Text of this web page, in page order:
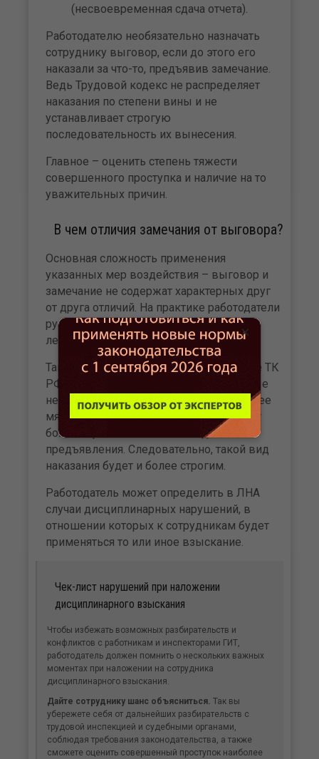
(несвоевременная сдача отчета).
Работодателю необязательно назначать
сотруднику выговор, если до этого его
наказали за что-то, предъявив замечание.
Ведь Трудовой кодекс не распределяет
наказания по степени вины и не
устанавливает строгую
последовательность их вынесения.
Главное – оценить степень тяжести
совершенного проступка и наличие на то
уважительных причин.
В чем отличия замечания от выговора?
Основная сложность применения
указанных мер воздействия – выговор и
замечание не содержат характерных друг
от друга отличий. На практике работодатели
руководствуются принципом «от более
легкого к более строгому».
Так как замечание упоминается в статье ТК
РФ первым и его предъявляют за самые
незначительные нарушения, это наиболее
мягкий вид наказания. Выговор требует
более серьезных оснований для
предъявления. Следовательно, такой вид
наказания будет и более строгим.
Работодатель может определить в ЛНА
случаи дисциплинарных нарушений, в
отношении которых к сотрудникам будет
применяться то или иное взыскание.
Чек-лист нарушений при наложении
дисциплинарного взыскания
Чтобы избежать возможных разбирательств и
конфликтов с работникам и инспекторами ГИТ,
работодатель должен помнить о нескольких важных
моментах при наложении на сотрудника
дисциплинарного взыскания.
Дайте сотруднику шанс объясниться. Так вы
убережете себя от дальнейших разбирательств с
трудовой инспекцией и судебными органами,
соблюдая требования законодательства, а также
сможете оценить совершенный проступок наиболее
×